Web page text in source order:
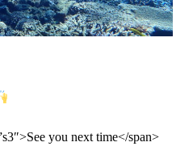
you next time</span>